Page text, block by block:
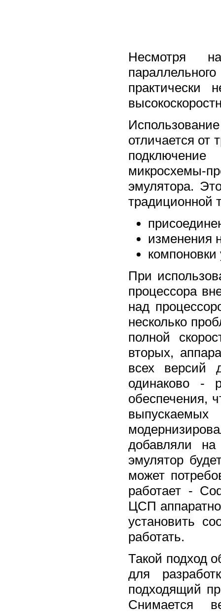
Несмотря
практически
отличается от
микросхемы-
эмулятора.
традиционной
изменения
компоновки
При
процессора
над
несколько
полной
вторых,
всех
одинаково -
обеспечения,
добавляли
эмулятор
может
работает -
ЦСП
установить
работать.
Такой подход
для
подходящий
Снимается